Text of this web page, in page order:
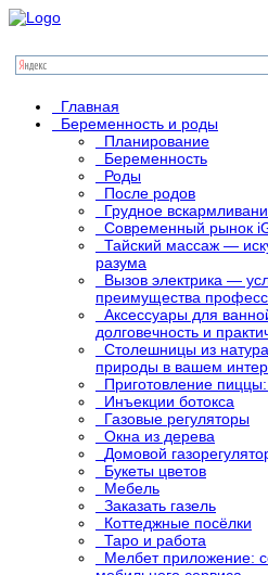
Главная
Беременность и роды
Планирование
Беременность
Роды
После родов
Грудное
Современный рынок
Тайский массаж —
разума
Вызов электрика —
преимущества
Аксессуары для
долговечность и
Столешницы из
природы в вашем
Приготовление
Инъекции ботокса
Газовые регуляторы
Окна из дерева
Домовой
Букеты цветов
Мебель
Заказать газель
Коттеджные посёлки
Таро и работа
Мелбет приложение: